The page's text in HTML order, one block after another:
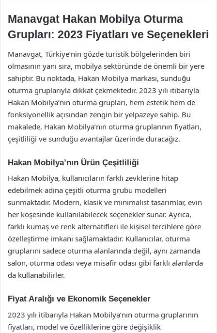
Manavgat Hakan Mobilya Oturma
Grupları: 2023 Fiyatları ve Seçenekleri
Manavgat, Türkiye’nin gözde turistik bölgelerinden biri
olmasının yanı sıra, mobilya sektöründe de önemli bir yere
sahiptir. Bu noktada, Hakan Mobilya markası, sunduğu
oturma gruplarıyla dikkat çekmektedir. 2023 yılı itibarıyla
Hakan Mobilya’nın oturma grupları, hem estetik hem de
fonksiyonellik açısından zengin bir yelpazeye sahip. Bu
makalede, Hakan Mobilya’nın oturma gruplarının fiyatları,
çeşitliliği ve sunduğu avantajlar üzerinde duracağız.
Hakan Mobilya’nın Ürün Çeşitliliği
Hakan Mobilya, kullanıcıların farklı zevklerine hitap
edebilmek adına çeşitli oturma grubu modelleri
sunmaktadır. Modern, klasik ve minimalist tasarımlar, evin
her köşesinde kullanılabilecek seçenekler sunar. Ayrıca,
farklı kumaş ve renk alternatifleri ile kişisel tercihlere göre
özelleştirme imkanı sağlamaktadır. Kullanıcılar, oturma
gruplarını sadece oturma alanlarında değil, aynı zamanda
salon, oturma odası veya misafir odası gibi farklı alanlarda
da kullanabilirler.
Fiyat Aralığı ve Ekonomik Seçenekler
2023 yılı itibarıyla Hakan Mobilya’nın oturma gruplarının
fiyatları, model ve özelliklerine göre değişiklik